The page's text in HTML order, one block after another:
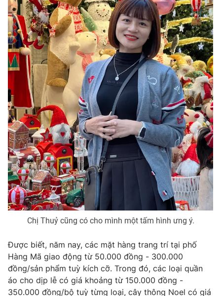
® Cấm sao chép dưới mọi hình thức nếu không có sự chấp
thuận bằng văn bản. Ghi rõ nguồn VTV.vn khi phát hành lại
thông tin từ website này.
Chị Thuỷ cũng có cho mình một tấm hình ưng ý.
Được biết, năm nay, các mặt hàng trang trí tại phố
Hàng Mã giao động từ 50.000 đồng - 300.000
đồng/sản phẩm tuỳ kích cỡ. Trong đó, các loại quần
áo cho dịp lễ có giá khoảng từ 150.000 đồng -
350.000 đồng/bộ tuỳ từng loại, cây thông Noel có giá